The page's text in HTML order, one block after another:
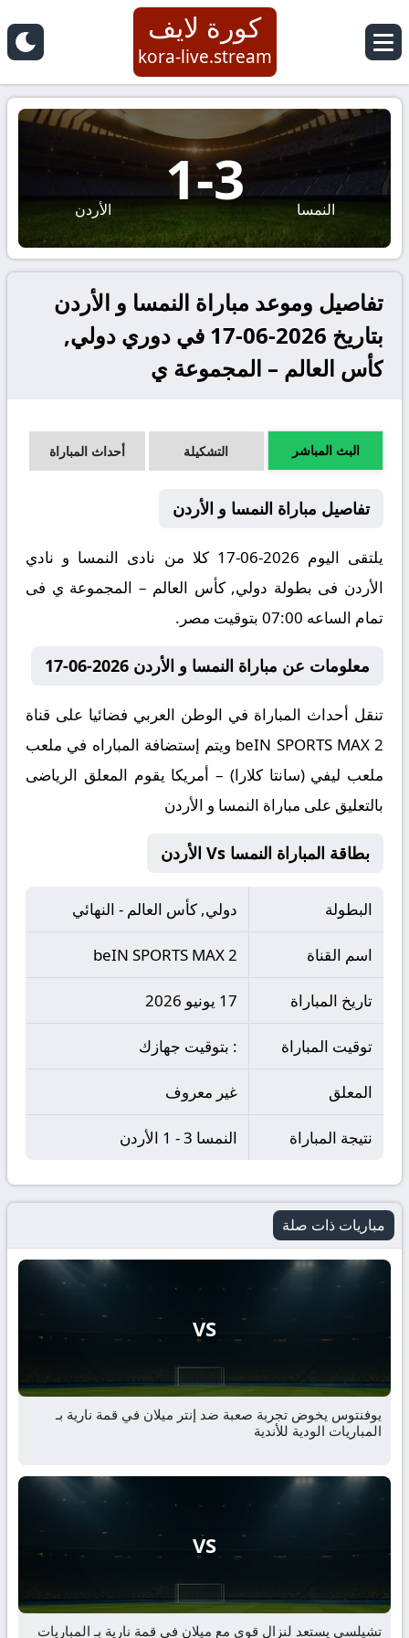
كورة لايف
kora-live.stream
النمسا 3
-
1 الأردن
تفاصيل وموعد مباراة النمسا و الأردن
بتاريخ 2026-06-17 في دوري دولي,
كأس العالم – المجموعة ي
البث المباشر التشكيلة أحداث المباراة
تفاصيل مباراة النمسا و الأردن
يلتقى اليوم 2026-06-17 كلا من نادى النمسا و نادي
الأردن فى بطولة دولي, كأس العالم – المجموعة ي فى
تمام الساعه 07:00 بتوقيت مصر.
معلومات عن مباراة النمسا و الأردن 2026-06-17
تنقل أحداث المباراة في الوطن العربي فضائيا على قناة
beIN SPORTS MAX 2 ويتم إستضافة المباراه في ملعب
ملعب ليفي (سانتا كلارا) – أمريكا يقوم المعلق الرياضى
بالتعليق على مباراة النمسا و الأردن
بطاقة المباراة النمسا Vs الأردن
البطولة دولي, كأس العالم - النهائي
اسم القناة beIN SPORTS MAX 2
تاريخ المباراة 17 يونيو 2026
توقيت المباراة : بتوقيت جهازك
المعلق غير معروف
نتيجة المباراة النمسا 3 - 1 الأردن
مباريات ذات صلة
VS
يوفنتوس يخوض تجربة صعبة ضد إنتر ميلان في قمة نارية بـ
المباريات الودية للأندية
VS
تشيلسي يستعد لنزال قوي مع ميلان في قمة نارية بـ المباريات